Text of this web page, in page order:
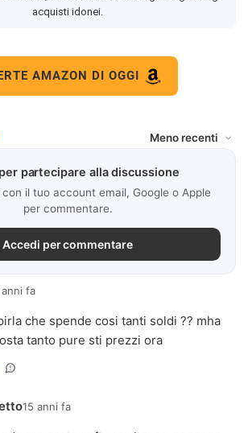
acquisti idonei.
AMAZON DI OGGI
partecipare alla discussione
il tuo account email, Google o Apple
per commentare.
Accedi per commentare
anni fa
che spende cosi tanti soldi ?? mha
tanto pure sti prezzi ora
15 anni fa